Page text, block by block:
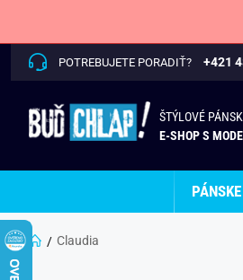
POTREBUJETE PORADIŤ? +421
ŠTÝLOVÉ
E-SHOP S
Claudia